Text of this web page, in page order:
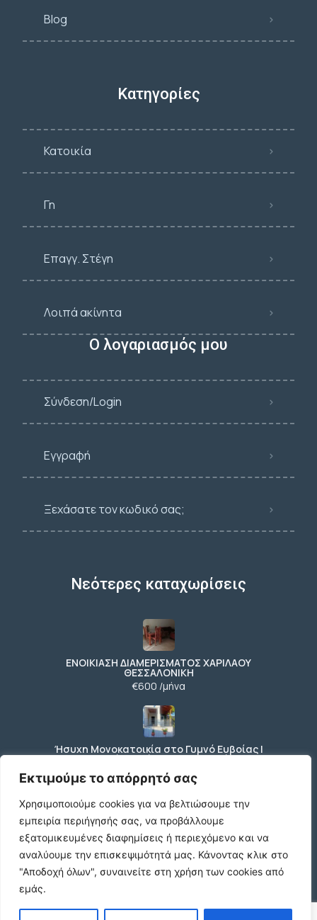
Εκτιμούμε το απόρρητό σας
Χρησιμοποιούμε cookies για να βελτιώσουμε την
εμπειρία περιήγησής σας, να προβάλλουμε
εξατομικευμένες διαφημίσεις ή περιεχόμενο και να
αναλύουμε την επισκεψιμότητά μας. Κάνοντας κλικ στο
"Αποδοχή όλων", συναινείτε στη χρήση των cookies από
εμάς.
Blog
Κατηγορίες
Κατοικία
Γη
Επαγγ. Στέγη
Λοιπά ακίνητα
Ο λογαριασμός μου
Σύνδεση/Login
Εγγραφή
Ξεχάσατε τον κωδικό σας;
Νεότερες καταχωρίσεις
ΕΝΟΙΚΙΑΣΗ ΔΙΑΜΕΡΙΣΜΑΤΟΣ ΧΑΡΙΛΑΟΥ
ΘΕΣΣΑΛΟΝΙΚΗ
€600 /μήνα
Ήσυχη Μονοκατοικία στο Γυμνό Ευβοίας |
Κοντά σε Θάλασσα & Βουνό
€52 /μήνα
ΕΝΟΙΚΙΑΣΗ ΔΙΑΜΕΡΙΣΜΑΤΟΣ ΧΑΡΙΛΑΟΥ
ΘΕΣΣΑΛΟΝΙΚΗ
€600 /μήνα